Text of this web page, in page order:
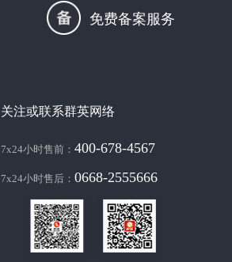
免费备案服务
关注或联系群英网络
7x24小时售前： 400-678-4567
7x24小时售后： 0668-2555666